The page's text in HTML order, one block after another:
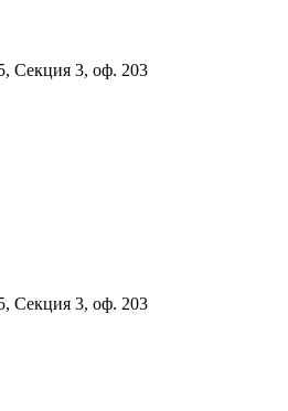
Секция 3, оф. 203
Секция 3, оф. 203